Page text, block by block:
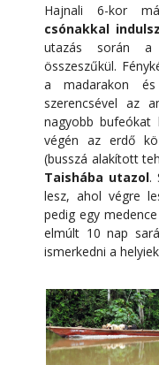
Hajnali 6-kor
csónakkal
utazás során a
összeszűkül.
a madarakon
szerencsével az
nagyobb bufeókat
végén az erdő
(busszá alakított
Taishába utazol.
lesz, ahol végre
pedig egy
elmúlt 10 nap
ismerkedni a